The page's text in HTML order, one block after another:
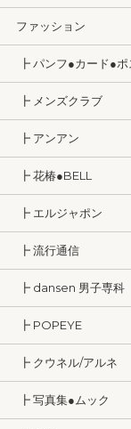
ファッション
┣ パンフ●カード●ポ
┣ メンズクラブ
┣ アンアン
┣ 花椿●BELL
┣ エルジャポン
┣ 流行通信
┣ dansen 男子専科
┣ POPEYE
┣ クウネル/アルネ
┣ 写真集●ムック